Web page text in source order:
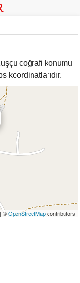
coğrafi konumu
koordinatlarıdır.
| ©OpenStreetMapcontributors